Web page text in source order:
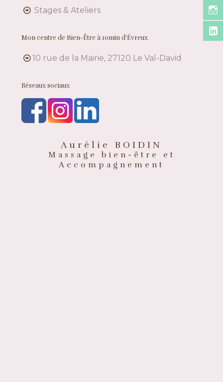
Stages & Ateliers
Mon centre de Bien-Être à 10min d’Évreux
10 rue de la Mairie, 27120 Le Val-David
Réseaux sociaux
Aurélie BOIDIN
Massage bien-être et
Accompagnement